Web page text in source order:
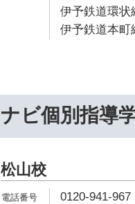
伊予鉄道環状
伊予鉄道本町
ナビ個別指導
松山校
0120-941-967